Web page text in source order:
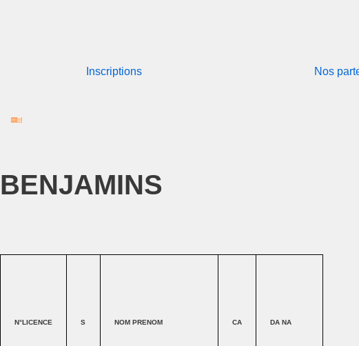
Inscriptions Nos
BENJAMINS
N°LICENCE S NOM PRENOM CA DA NA